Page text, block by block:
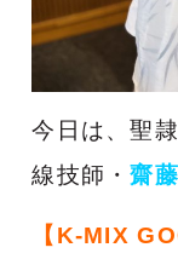
今日は、聖
線技師・齋
【K-MIX